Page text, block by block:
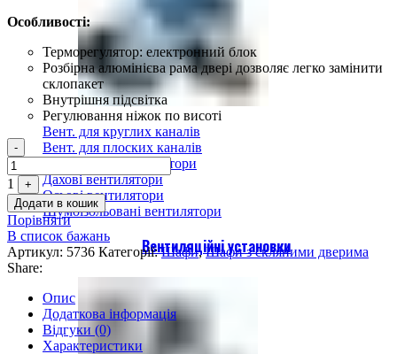
Вент. для круглих каналів
Вент. для плоских каналів
Відцентрові вентилятори
Дахові вентилятори
Осьові вентилятори
Шумоізольовані вентилятори
Вентиляційні установки
Особливості:
Терморегулятор: електронний блок
Розбірна алюмінієва рама двері дозволяє легко замінити
склопакет
Внутрішня підсвітка
Регулювання ніжок по висоті
Quantity
-
1
+
Додати в кошик
Порівняти
В список бажань
Артикул: 5736 Категорії: Шафи, Шафи з скляними дверима
Share:
Опис
Додаткова інформація
Відгуки (0)
Характеристики